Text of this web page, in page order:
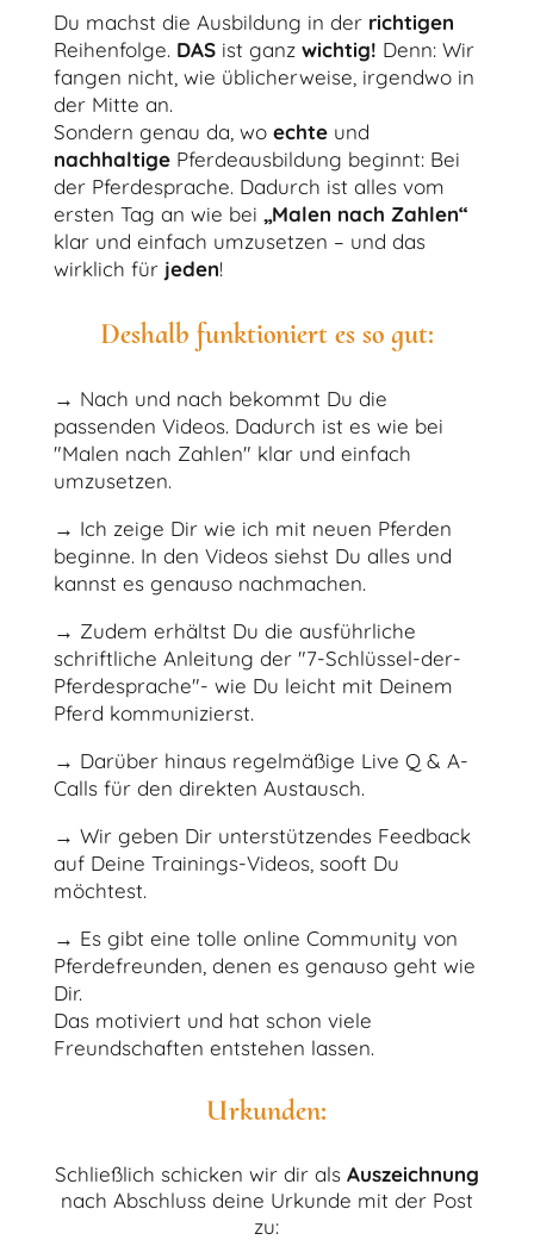
Du machst die Ausbildung in der richtigen
Reihenfolge. DASist ganz wichtig! Denn: Wir
fangen nicht, wie üblicherweise, irgendwo in
der Mitte an.
Sondern genau da, woechteund
nachhaltigePferdeausbildung beginnt: Bei
der Pferdesprache. Dadurch ist alles vom
ersten Tag an wie bei „Malen nach Zahlen“
klar und einfach umzusetzen – und das
wirklich fürjeden!
Deshalb funktioniert es so gut:
→ Nach und nach bekommt Du die
passenden Videos. Dadurch ist es wie bei
"Malen nach Zahlen" klar und einfach
umzusetzen.
→ Ich zeige Dir wie ich mit neuen Pferden
beginne. In den Videos siehst Du alles und
kannst es genauso nachmachen.
→ Zudem erhältst Du die ausführliche
schriftliche Anleitung der "7-Schlüssel-der-
Pferdesprache"- wie Du leicht mit Deinem
Pferd kommunizierst.
→ Darüber hinaus regelmäßige Live Q & A-
Calls für den direkten Austausch.
→ Wir geben Dir unterstützendes Feedback
auf Deine Trainings-Videos, sooft Du
möchtest.
→ Es gibt eine tolle online Community von
Pferdefreunden, denen es genauso geht wie
Dir.
Das motiviert und hat schon viele
Freundschaften entstehen lassen.
Urkunden:
Schließlich schicken wir dir als Auszeichnung
nach Abschluss deine Urkunde mit der Post
zu: